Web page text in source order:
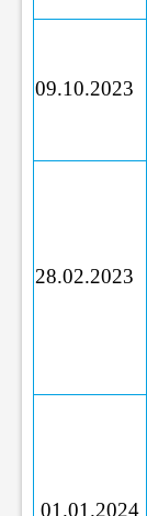
09.10.2023
28.02.2023
01.01.2024